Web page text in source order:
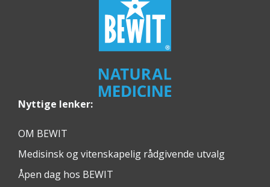
Nyttige lenker:
OM BEWIT
Medisinsk og vitenskapelig rådgivende utvalg
Åpen dag hos BEWIT